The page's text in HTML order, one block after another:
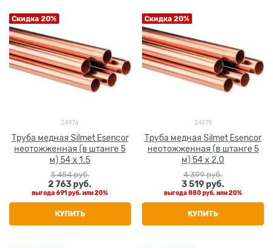
Скидка 20%
24976
Труба медная Silmet Esencor
неотожженная (в штанге 5
м) 54 x 1.5
3 454 руб.
2 763 руб.
выгода691 руб.или20%
КУПИТЬ
Скидка 20%
24979
Труба медная Silmet Esencor
неотожженная (в штанге 5
м) 54 x 2.0
4 399 руб.
3 519 руб.
выгода880 руб.или20%
КУПИТЬ